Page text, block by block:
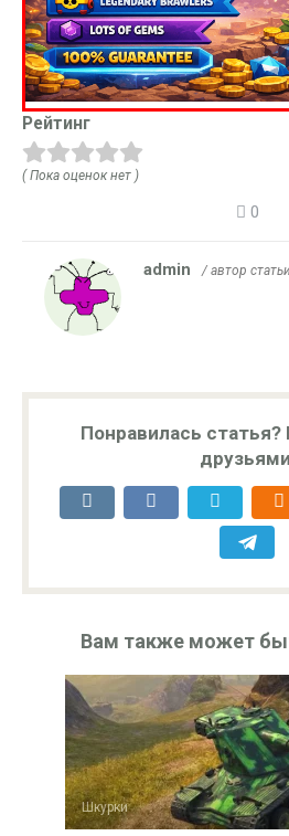
Рейтинг
( Пока оценок нет )
0
admin / автор
Понравилась
Вам также может
Шкурки